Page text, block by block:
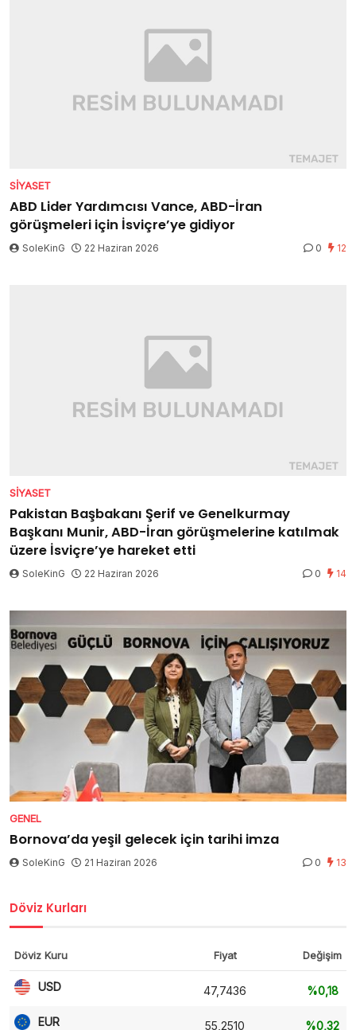
SIYASET
ABD Lider Yardımcısı Vance, ABD-İran
görüşmeleri için İsviçre’ye gidiyor
SoleKinG 22 Haziran 2026 0 12
SIYASET
Pakistan Başbakanı Şerif ve Genelkurmay
Başkanı Munir, ABD-İran görüşmelerine katılmak
üzere İsviçre’ye hareket etti
SoleKinG 22 Haziran 2026 0 14
GENEL
Bornova’da yeşil gelecek için tarihi imza
SoleKinG 21 Haziran 2026 0 13
Döviz Kurları
Döviz Kuru Fiyat Değişim
USD 47,7436 %0,18
EUR 55,2510 %0,32